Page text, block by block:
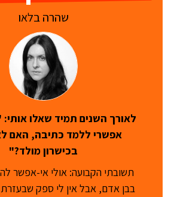
שהרה בלאו
לאורך השנים תמיד שאלו
אפשרי ללמד כתיבה, האם
בכישרון מולד?"
תשובתי הקבועה: אולי אי-אפשר
בבן אדם, אבל אין לי ספק שבעזרת